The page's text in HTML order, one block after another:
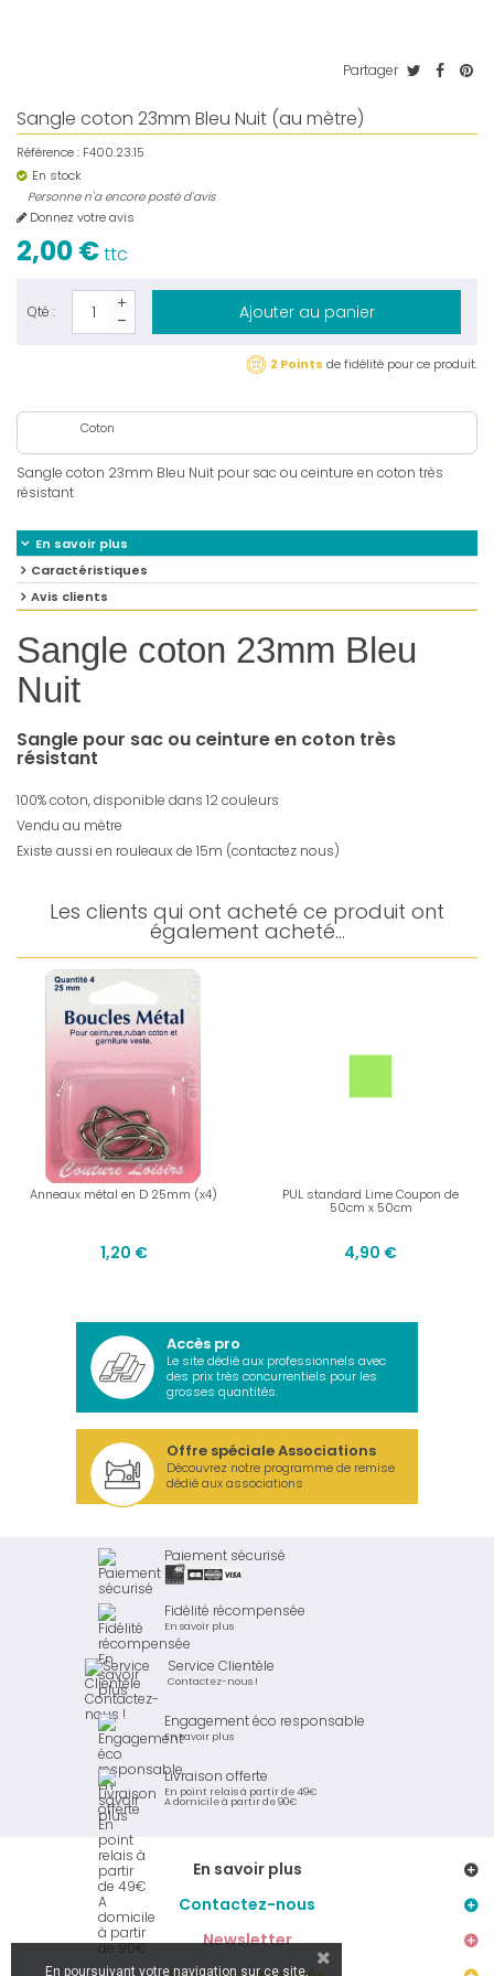
Partager
Sangle coton 23mm Bleu Nuit (au mètre)
Référence : F400.23.15
En stock
Personne n'a encore posté d'avis
Donnez votre avis
2,00 €ttc
Qté : Ajouter au panier
2 Points de fidélité pour ce produit.
Coton
Sangle coton 23mm Bleu Nuit pour sac ou ceinture en coton très
résistant
En savoir plus
Caractéristiques
Avis clients
Sangle coton 23mm Bleu
Nuit
Sangle pour sac ou ceinture en coton très
résistant
100% coton, disponible dans 12 couleurs
Vendu au mètre
Existe aussi en rouleaux de 15m (contactez nous)
Les clients qui ont acheté ce produit ont
également acheté...
Anneaux métal en D 25mm (x4)
1,20 €
PUL standard Lime Coupon de
50cm x 50cm
4,90 €
Accès pro
Le site dédié aux professionnels avec
des prix très concurrentiels pour les
grosses quantités.
Offre spéciale Associations
Découvrez notre programme de remise
dédié aux associations
Paiement sécurisé
Fidélité récompensée
En savoir plus
Service Clientèle
Contactez-nous !
Engagement éco responsable
En savoir plus
Livraison offerte
En point relais à partir de 49€
A domicile à partir de 90€
En savoir plus
Contactez-nous
Newsletter
En poursuivant votre navigation sur ce site,